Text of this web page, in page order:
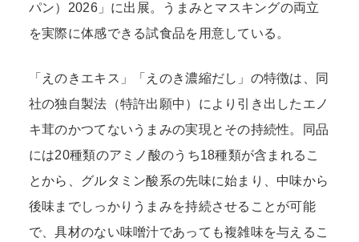
パン）2026」に出展。うまみとマスキングの両立
を実際に体感できる試食品を用意している。
「えのきエキス」「えのき濃縮だし」の特徴は、同
社の独自製法（特許出願中）により引き出したエノ
キ茸のかつてないうまみの実現とその持続性。同品
には20種類のアミノ酸のうち18種類が含まれるこ
とから、グルタミン酸系の先味に始まり、中味から
後味までしっかりうまみを持続させることが可能
で、具材のない味噌汁であっても複雑味を与えるこ